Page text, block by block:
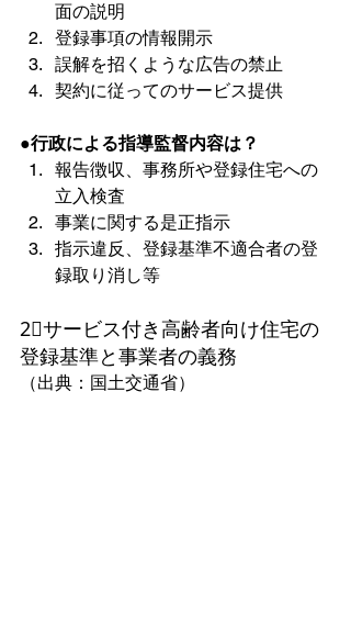
面の説明
登録事項の情報開示
誤解を招くような広告の禁止
契約に従ってのサービス提供
●行政による指導監督内容は？
報告徴収、事務所や登録住宅への
立入検査
事業に関する是正指示
指示違反、登録基準不適合者の登
録取り消し等
2⃣サービス付き高齢者向け住宅の
登録基準と事業者の義務
（出典：国土交通省）